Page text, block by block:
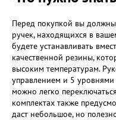
Перед покупкой вы
ручек, находящихся в
будете устанавливать
качественной резины,
высоким температурам.
управлением и 5
можно легко
комплектах также
даст небольшое, но